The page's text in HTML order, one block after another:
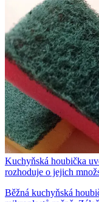
Kuchyňská houbička
rozhoduje o jejich
Běžná kuchyňská